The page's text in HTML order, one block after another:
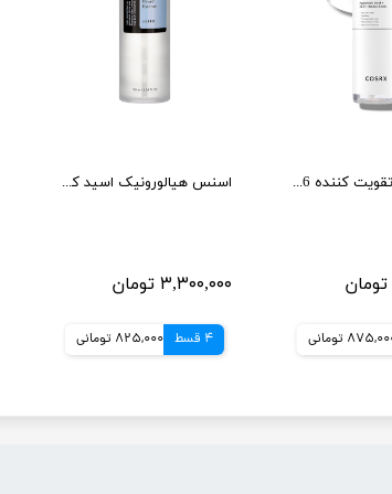
اسنس هیالورونیک اسید کوزارکس حجم 100 میل
۳,۳۰۰,۰۰۰ تومان
4 قسط 825,000 تومانی
بوستر سرم تقویت کننده 6 پپتاید کوزارکس
تومانی